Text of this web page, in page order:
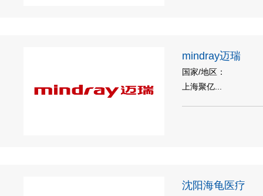
mindray迈瑞
国家/地区：
上海聚亿...
沈阳海龟医疗